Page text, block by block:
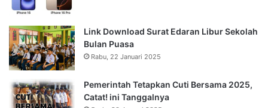
Link Download Surat Edaran Libur Sekolah
Bulan Puasa
Rabu, 22 Januari 2025
Pemerintah Tetapkan Cuti Bersama 2025,
Catat! ini Tanggalnya